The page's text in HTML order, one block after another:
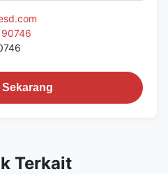
Sekarang
Terkait